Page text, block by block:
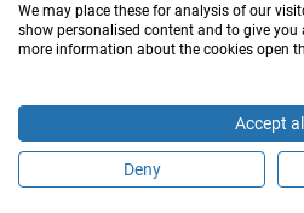
Maak online een
NEEM IN GEVAL VAN NOOD
We may place these for analysis of our
show personalised content and to give you
more information about the cookies open
Accept all
Deny